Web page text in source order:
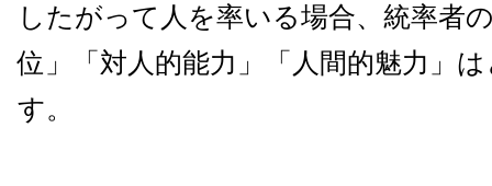
したがって人を率いる場合、統率者
位」「対人的能力」「人間的魅力」
す。